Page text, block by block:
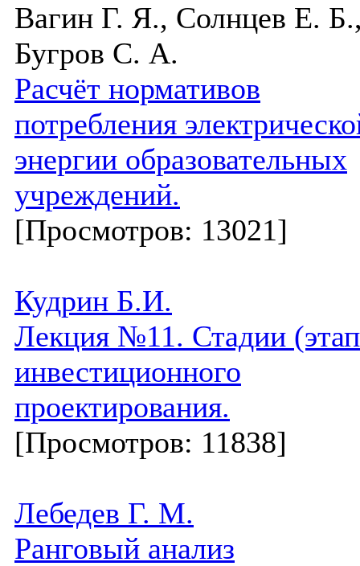
Вагин Г. Я., Солнцев Е.
Бугров С. А.
Расчёт нормативов
потребления
энергии образовательных
учреждений.
[Просмотров: 13021]
Кудрин Б.И.
Лекция №11. Стадии
инвестиционного
проектирования.
[Просмотров: 11838]
Лебедев Г. М.
Ранговый анализ